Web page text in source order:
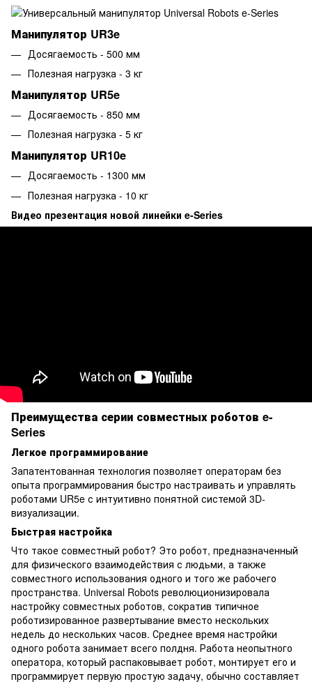
Манипулятор UR3e
Досягаемость - 500 мм
Полезная нагрузка - 3 кг
Манипулятор UR5e
Досягаемость - 850 мм
Полезная нагрузка - 5 кг
Манипулятор UR10e
Досягаемость - 1300 мм
Полезная нагрузка - 10 кг
Видео презентация новой линейки e-Series
Преимущества серии совместных роботов e-
Series
Легкое программирование
Запатентованная технология позволяет операторам без
опыта программирования быстро настраивать и управлять
роботами UR5e с интуитивно понятной системой 3D-
визуализации.
Быстрая настройка
Что такое совместный робот? Это робот, предназначенный
для физического взаимодействия с людьми, а также
совместного использования одного и того же рабочего
пространства. Universal Robots революционизировала
настройку совместных роботов, сократив типичное
роботизированное развертывание вместо нескольких
недель до нескольких часов. Среднее время настройки
одного робота занимает всего полдня. Работа неопытного
оператора, который распаковывает робот, монтирует его и
программирует первую простую задачу, обычно составляет